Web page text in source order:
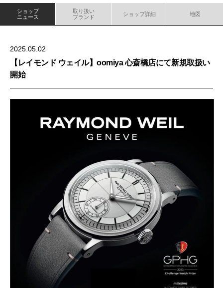
ショップ
ニュース
取り扱い
ブランド
ショップ詳細 地図
2025.05.02
【レイモンド ウェイル】oomiya 心斎橋店にて新規取扱い
開始